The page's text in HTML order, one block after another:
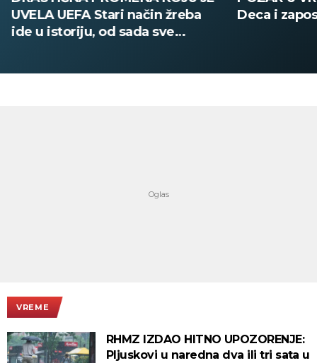
UVELA UEFA Stari način žreba
ide u istoriju, od sada sve
Deca i
VREME
RHMZ IZDAO HITNO UPOZORENJE:
Pljuskovi u naredna dva ili tri sata u